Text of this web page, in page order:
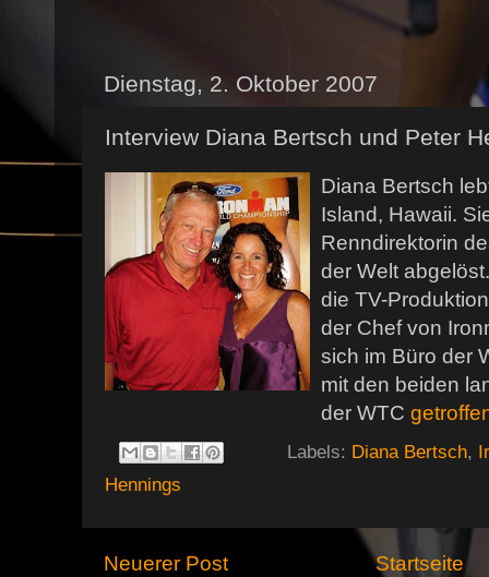
Dienstag, 2. Oktober 2007
Interview Diana Bertsch und Peter
Diana Bertsch
Island, Hawaii.
Renndirektorin
der Welt
die TV-
der Chef von
sich im Büro der
mit den beiden
der WTC
Labels: Diana Bertsch,
Hennings
Neuerer Post Startseite